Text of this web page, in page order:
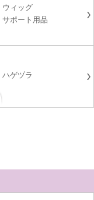
ウィッグ
サポート用品
ハゲヅラ